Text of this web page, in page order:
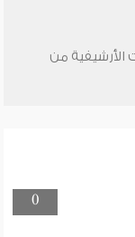
الأرشيفية من
0